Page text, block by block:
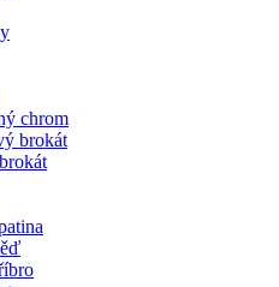
chrom
brokát